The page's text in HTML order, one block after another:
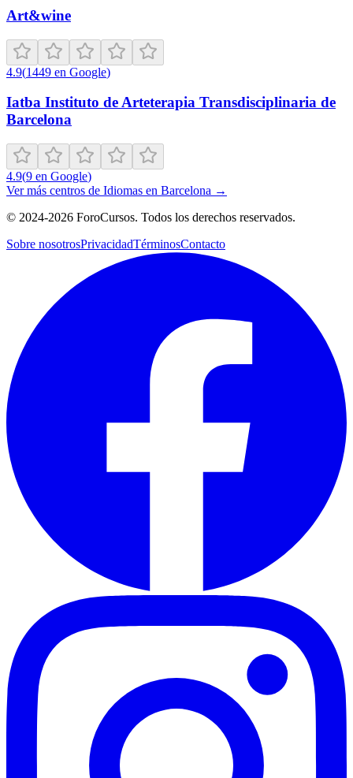
Art&wine
4.9(1449 en Google)
Iatba Instituto de Arteterapia Transdisciplinaria de
Barcelona
4.9(9 en Google)
Ver más centros de Idiomas en Barcelona →
© 2024-2026 ForoCursos. Todos los derechos reservados.
Sobre nosotrosPrivacidadTérminosContacto